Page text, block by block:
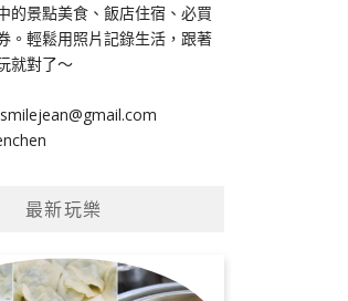
的景點美食、飯店住宿、必買
。輕鬆用照片記錄生活，跟著
就對了～
smilejean@gmail.com
最新玩樂